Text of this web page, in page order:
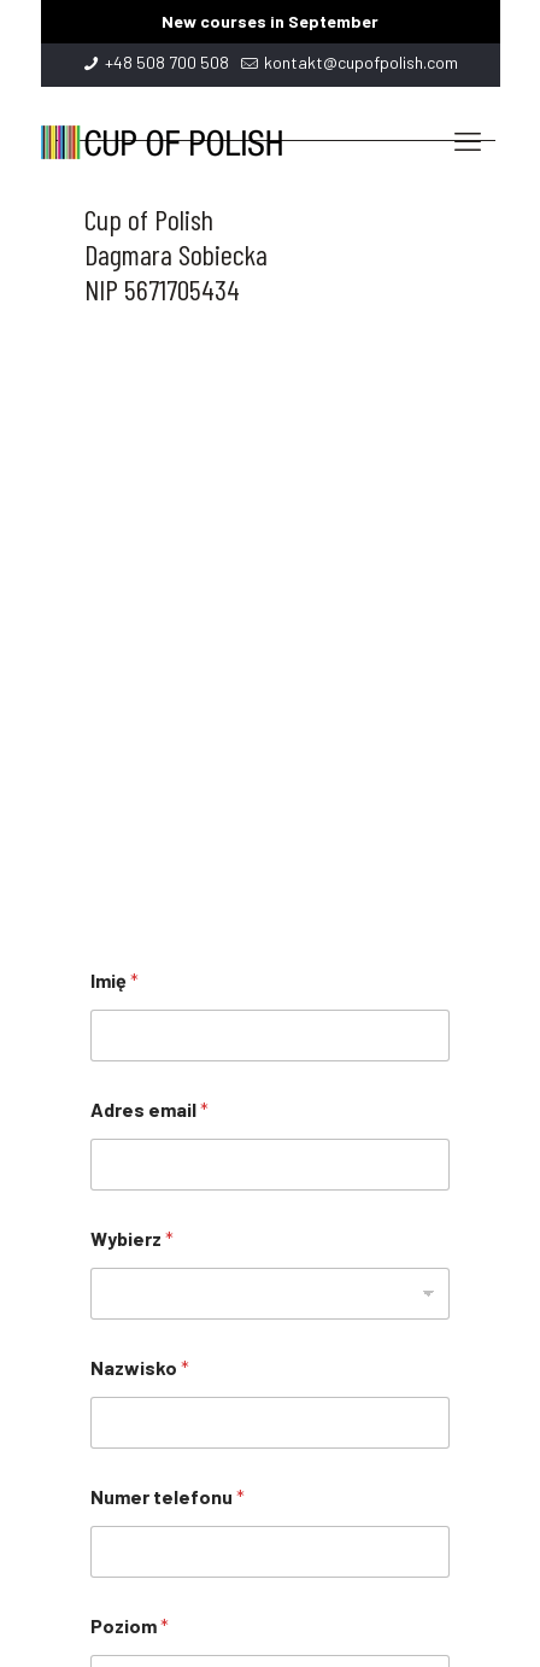
New courses in September
+48 508 700 508
kontakt@cupofpolish.com
Cup of Polish
Dagmara Sobiecka
NIP 5671705434
Imię*
Adres email*
Wybierz *
Nazwisko *
Numer telefonu *
Poziom*